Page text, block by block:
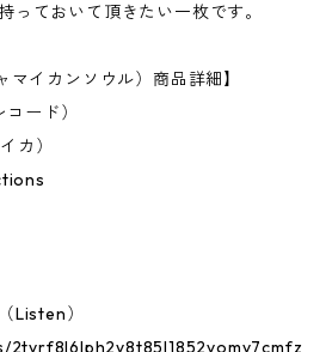
っておいて頂きたい一枚です。
マイカンソウル）商品詳細】
ード）
カ）
Listen）
2tvrf8l6lph2y8t85l1852vomv7cmfz